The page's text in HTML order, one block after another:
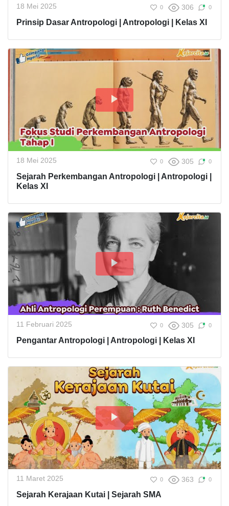
18 Mei 2025 0 306 0
Prinsip Dasar Antropologi | Antropologi | Kelas XI
18 Mei 2025 0 305 0
Sejarah Perkembangan Antropologi | Antropologi |
Kelas XI
11 Februari 2025 0 305 0
Pengantar Antropologi | Antropologi | Kelas XI
11 Maret 2025 0 363 0
Sejarah Kerajaan Kutai | Sejarah SMA